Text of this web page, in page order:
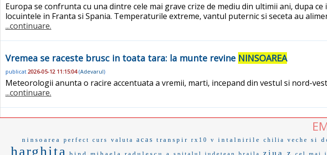
Europa se confrunta cu una dintre cele mai grave crize de mediu din ultimii ani, dupa
locuintele in Franta si Spania. Temperaturile extreme, vantul puternic si seceta au
...continuare.
Vremea se raceste brusc in toata tara: la munte revine NINSOAREA
publicat 2026-05-12 11:15:04(Adevarul)
Meteorologii anunta o racire accentuata a vremii, marti, incepand din vestul si nord-
...continuare.
ninsoarea perfect curs valuta acas transpir rx10 v intalnirile chilia veche si
harghita